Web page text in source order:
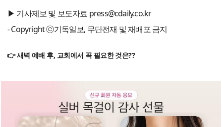
▶ 기사제보 및 보도자료 press@cdaily.co.kr
- Copyright ⓒ기독일보, 무단전재 및 재배포 금지
👉 새벽 예배 후, 교회에서 꼭 필요한 것은??